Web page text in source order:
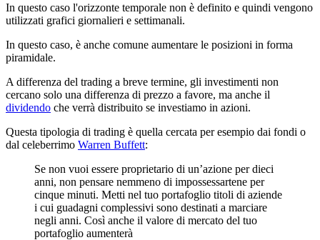
In questo caso l'orizzonte temporale non è definito e quindi vengono
utilizzati grafici giornalieri e settimanali.
In questo caso, è anche comune aumentare le posizioni in forma
piramidale.
A differenza del trading a breve termine, gli investimenti non
cercano solo una differenza di prezzo a favore, ma anche il
dividendo che verrà distribuito se investiamo in azioni.
Questa tipologia di trading è quella cercata per esempio dai fondi o
dal celeberrimo Warren Buffett:
Se non vuoi essere proprietario di un’azione per dieci
anni, non pensare nemmeno di impossessartene per
cinque minuti. Metti nel tuo portafoglio titoli di aziende
i cui guadagni complessivi sono destinati a marciare
negli anni. Così anche il valore di mercato del tuo
portafoglio aumenterà